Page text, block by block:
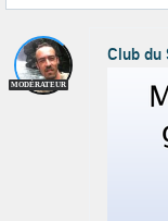
MODÉRATEUR
Club du